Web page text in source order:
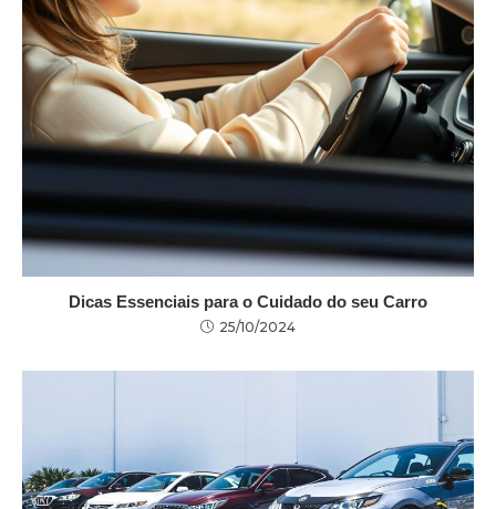
Dicas Essenciais para o Cuidado do seu Carro
25/10/2024